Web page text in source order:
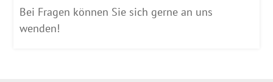
Bei Fragen können Sie sich gerne an uns
wenden!